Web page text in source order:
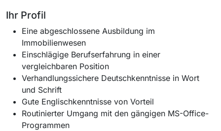
Ihr Profil
Eine abgeschlossene Ausbildung im
Immobilienwesen
Einschlägige Berufserfahrung in einer
vergleichbaren Position
Verhandlungssichere Deutschkenntnisse in Wort
und Schrift
Gute Englischkenntnisse von Vorteil
Routinierter Umgang mit den gängigen MS-Office-
Programmen